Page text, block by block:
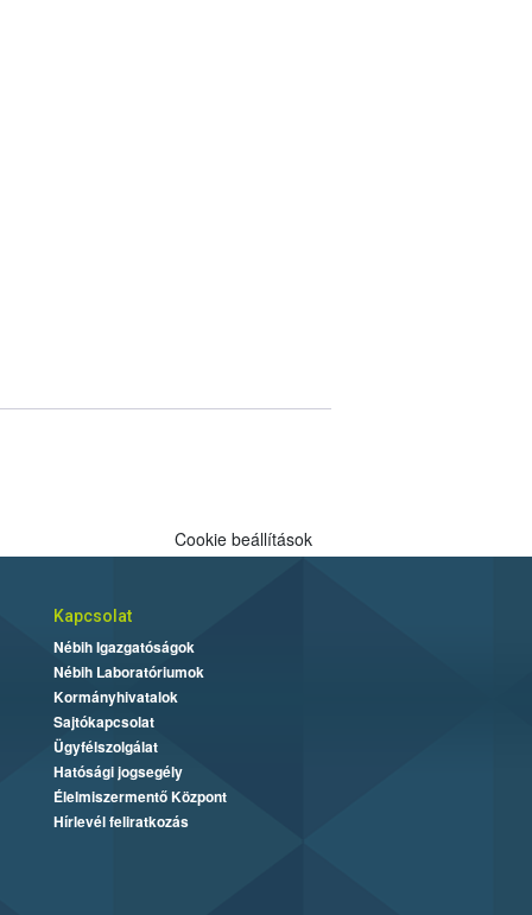
Cookie beállítások
Kapcsolat
Nébih Igazgatóságok
Nébih Laboratóriumok
Kormányhivatalok
Sajtókapcsolat
Ügyfélszolgálat
Hatósági jogsegély
Élelmiszermentő Központ
Hírlevél feliratkozás